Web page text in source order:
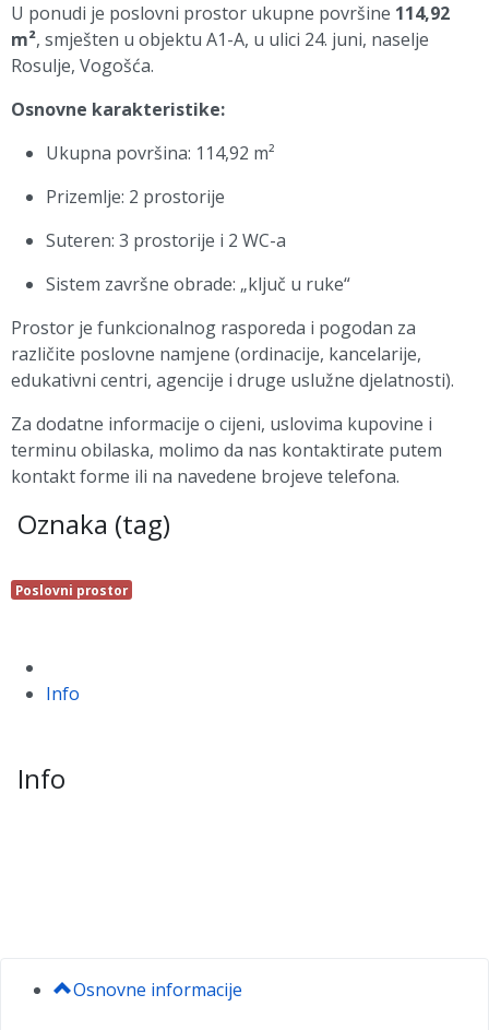
U ponudi je poslovni prostor ukupne površine 114,92
m², smješten u objektu A1-A, u ulici 24. juni, naselje
Rosulje, Vogošća.
Osnovne karakteristike:
Ukupna površina: 114,92 m²
Prizemlje: 2 prostorije
Suteren: 3 prostorije i 2 WC-a
Sistem završne obrade: „ključ u ruke“
Prostor je funkcionalnog rasporeda i pogodan za
različite poslovne namjene (ordinacije, kancelarije,
edukativni centri, agencije i druge uslužne djelatnosti).
Za dodatne informacije o cijeni, uslovima kupovine i
terminu obilaska, molimo da nas kontaktirate putem
kontakt forme ili na navedene brojeve telefona.
Oznaka (tag)
Poslovni prostor
Info
Info
Osnovne informacije